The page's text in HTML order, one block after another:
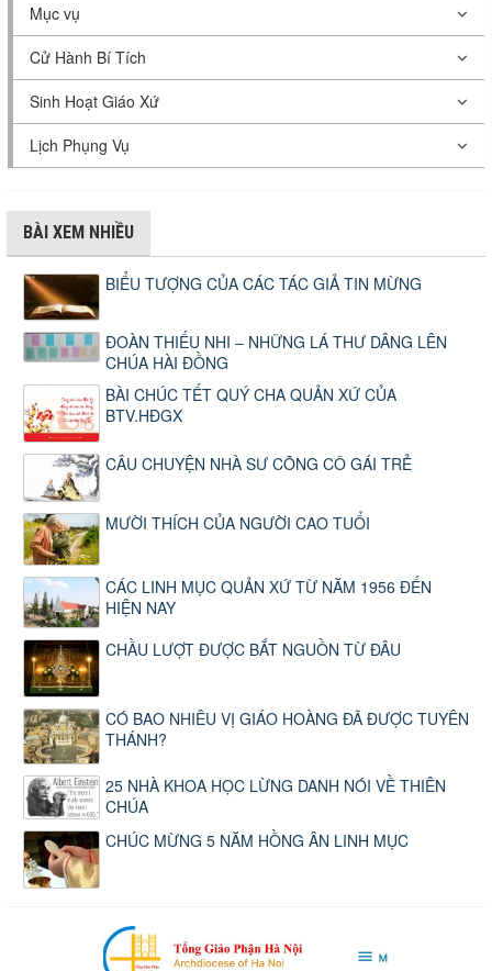
Mục vụ
Cử Hành Bí Tích
Sinh Hoạt Giáo Xứ
Lịch Phụng Vụ
BÀI XEM NHIỀU
BIỂU TƯỢNG CỦA CÁC TÁC GIẢ TIN MỪNG
ĐOÀN THIẾU NHI – NHỮNG LÁ THƯ DÂNG LÊN
CHÚA HÀI ĐỒNG
BÀI CHÚC TẾT QUÝ CHA QUẢN XỨ CỦA
BTV.HĐGX
CÂU CHUYỆN NHÀ SƯ CÕNG CÔ GÁI TRẺ
MƯỜI THÍCH CỦA NGƯỜI CAO TUỔI
CÁC LINH MỤC QUẢN XỨ TỪ NĂM 1956 ĐẾN
HIỆN NAY
CHẦU LƯỢT ĐƯỢC BẮT NGUỒN TỪ ĐÂU
CÓ BAO NHIÊU VỊ GIÁO HOÀNG ĐÃ ĐƯỢC TUYÊN
THÁNH?
25 NHÀ KHOA HỌC LỪNG DANH NÓI VỀ THIÊN
CHÚA
CHÚC MỪNG 5 NĂM HỒNG ÂN LINH MỤC